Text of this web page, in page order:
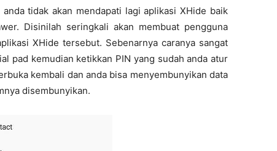
tidak akan mendapati lagi aplikasi XHide baik
Disinilah seringkali akan membuat pengguna
XHide tersebut. Sebenarnya caranya sangat
pad kemudian ketikkan PIN yang sudah anda atur
kembali dan anda bisa menyembunyikan data
disembunyikan.